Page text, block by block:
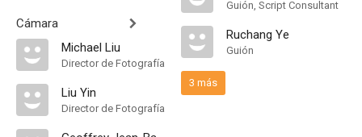
Cámara
Michael Liu
Director de Fotografía
Liu Yin
Director de Fotografía
Guión, Script Consultant
Ruchang Ye
Guión
3 más